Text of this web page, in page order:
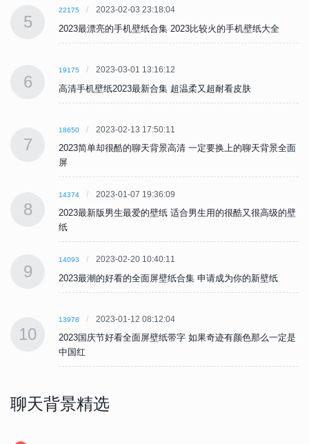
5
22175 2023-02-03 23:18:04
2023最漂亮的手机壁纸合集 2023比较火的手机壁纸大全
6
19175 2023-03-01 13:16:12
高清手机壁纸2023最新合集 超温柔又超耐看皮肤
7
18650 2023-02-13 17:50:11
2023简单却很酷的聊天背景高清 一定要换上的聊天背景全面
屏
8
14374 2023-01-07 19:36:09
2023最新版男生最爱的壁纸 适合男生用的很酷又很高级的壁
纸
9
14093 2023-02-20 10:40:11
2023最潮的好看的全面屏壁纸合集 申请成为你的新壁纸
10
13978 2023-01-12 08:12:04
2023国庆节好看全面屏壁纸带字 如果奇迹有颜色那么一定是
中国红
聊天背景精选